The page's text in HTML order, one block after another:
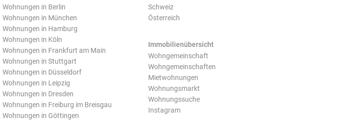
Wohnungen in Berlin
Wohnungen in München
Wohnungen in Hamburg
Wohnungen in Köln
Wohnungen in Frankfurt am Main
Wohnungen in Stuttgart
Wohnungen in Düsseldorf
Wohnungen in Leipzig
Wohnungen in Dresden
Wohnungen in Freiburg im Breisgau
Wohnungen in Göttingen
Schweiz
Österreich
Immobilienübersicht
Wohngemeinschaft
Wohngemeinschaften
Mietwohnungen
Wohnungsmarkt
Wohnungssuche
Instagram